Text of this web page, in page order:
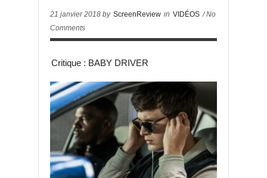
21 janvier 2018 by ScreenReview in VIDÉOS / No
Comments
Critique : BABY DRIVER